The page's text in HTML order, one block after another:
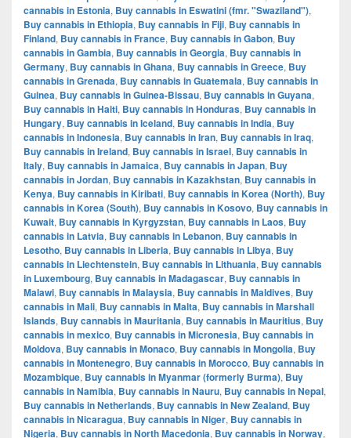
cannabis in Estonia, Buy cannabis in Eswatini (fmr. "Swaziland"),
Buy cannabis in Ethiopia, Buy cannabis in Fiji, Buy cannabis in
Finland, Buy cannabis in France, Buy cannabis in Gabon, Buy
cannabis in Gambia, Buy cannabis in Georgia, Buy cannabis in
Germany, Buy cannabis in Ghana, Buy cannabis in Greece, Buy
cannabis in Grenada, Buy cannabis in Guatemala, Buy cannabis in
Guinea, Buy cannabis in Guinea-Bissau, Buy cannabis in Guyana,
Buy cannabis in Haiti, Buy cannabis in Honduras, Buy cannabis in
Hungary, Buy cannabis in Iceland, Buy cannabis in India, Buy
cannabis in Indonesia, Buy cannabis in Iran, Buy cannabis in Iraq,
Buy cannabis in Ireland, Buy cannabis in Israel, Buy cannabis in
Italy, Buy cannabis in Jamaica, Buy cannabis in Japan, Buy
cannabis in Jordan, Buy cannabis in Kazakhstan, Buy cannabis in
Kenya, Buy cannabis in Kiribati, Buy cannabis in Korea (North), Buy
cannabis in Korea (South), Buy cannabis in Kosovo, Buy cannabis in
Kuwait, Buy cannabis in Kyrgyzstan, Buy cannabis in Laos, Buy
cannabis in Latvia, Buy cannabis in Lebanon, Buy cannabis in
Lesotho, Buy cannabis in Liberia, Buy cannabis in Libya, Buy
cannabis in Liechtenstein, Buy cannabis in Lithuania, Buy cannabis
in Luxembourg, Buy cannabis in Madagascar, Buy cannabis in
Malawi, Buy cannabis in Malaysia, Buy cannabis in Maldives, Buy
cannabis in Mali, Buy cannabis in Malta, Buy cannabis in Marshall
Islands, Buy cannabis in Mauritania, Buy cannabis in Mauritius, Buy
cannabis in mexico, Buy cannabis in Micronesia, Buy cannabis in
Moldova, Buy cannabis in Monaco, Buy cannabis in Mongolia, Buy
cannabis in Montenegro, Buy cannabis in Morocco, Buy cannabis in
Mozambique, Buy cannabis in Myanmar (formerly Burma), Buy
cannabis in Namibia, Buy cannabis in Nauru, Buy cannabis in Nepal,
Buy cannabis in Netherlands, Buy cannabis in New Zealand, Buy
cannabis in Nicaragua, Buy cannabis in Niger, Buy cannabis in
Nigeria, Buy cannabis in North Macedonia, Buy cannabis in Norway,